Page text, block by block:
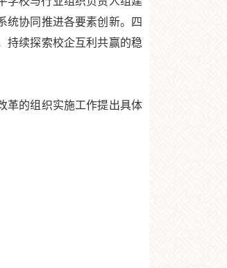
统协同推进各要素创新。四
持续探索校企互利共赢的稳
的组织实施工作提出具体